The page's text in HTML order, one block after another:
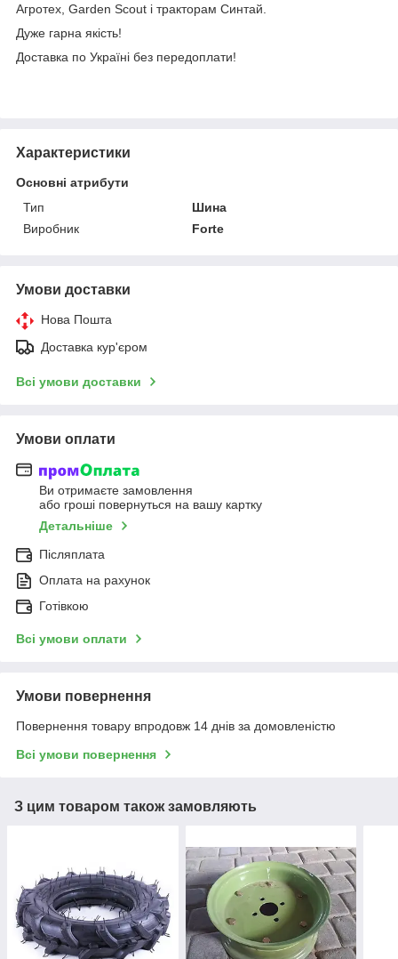
Агротех, Garden Scout і тракторам Синтай.
Дуже гарна якість!
Доставка по Україні без передоплати!
Характеристики
Основні атрибути
Тип
Шина
Виробник
Forte
Умови доставки
Нова Пошта
Доставка кур'єром
Всі умови доставки
Умови оплати
Ви отримаєте замовлення
або гроші повернуться на вашу картку
Детальніше
Післяплата
Оплата на рахунок
Готівкою
Всі умови оплати
Умови повернення
Повернення товару впродовж 14 днів за домовленістю
Всі умови повернення
З цим товаром також замовляють